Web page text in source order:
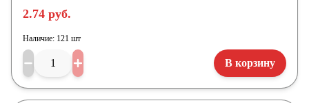
2.74 руб.
Наличие: 121 шт
В корзину